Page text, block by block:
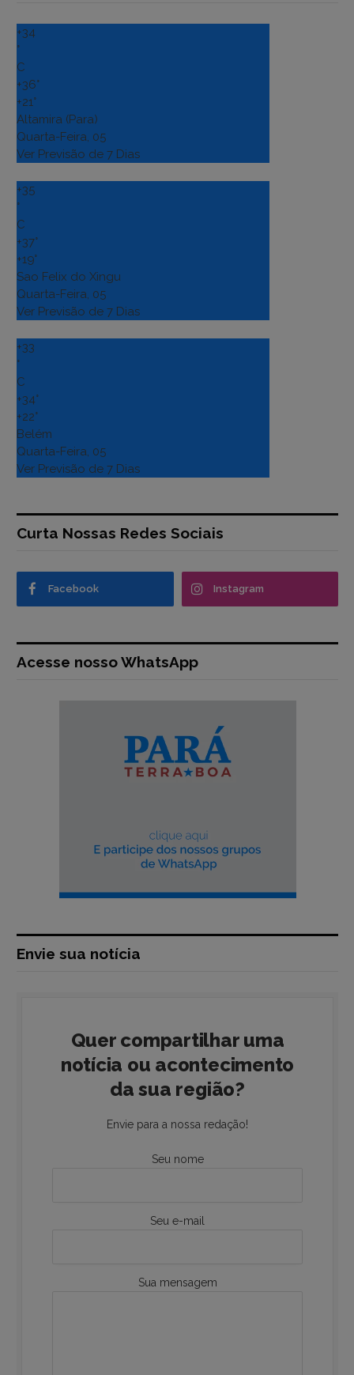
+34
°
C
+36°
+21°
Altamira (Para)
Quarta-Feira, 05
Ver Previsão de 7 Dias
+35
°
C
+37°
+19°
Sao Felix do Xingu
Quarta-Feira, 05
Ver Previsão de 7 Dias
+33
°
C
+34°
+22°
Belém
Quarta-Feira, 05
Ver Previsão de 7 Dias
Curta Nossas Redes Sociais
Facebook Instagram
Acesse nosso WhatsApp
Envie sua notícia
Quer compartilhar uma
notícia ou acontecimento
da sua região?
Envie para a nossa redação!
Seu nome
Seu e-mail
Sua mensagem